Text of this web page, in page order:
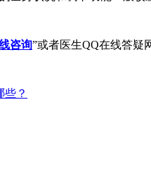
咨询”或者医生QQ在线答疑
些？